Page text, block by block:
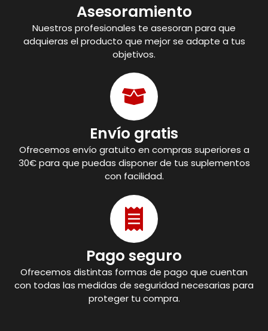
Asesoramiento
Nuestros profesionales te asesoran para que
adquieras el producto que mejor se adapte a tus
objetivos.
Envío gratis
Ofrecemos envío gratuito en compras superiores a
30€ para que puedas disponer de tus suplementos
con facilidad.
Pago seguro
Ofrecemos distintas formas de pago que cuentan
con todas las medidas de seguridad necesarias para
proteger tu compra.